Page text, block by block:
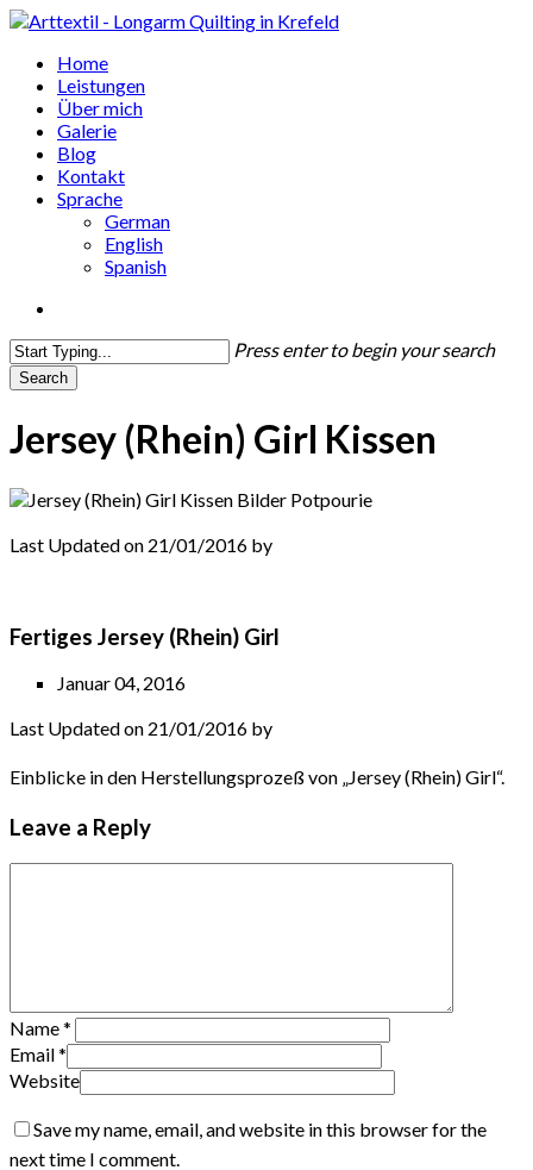
Skip
main
content
search
Menu
Home
Leistungen
Über mich
Galerie
Blog
Kontakt
Sprache
German
English
Spanish
Press enter to begin your search
Search
Search
Jersey (Rhein) Girl Kissen
Last Updated on 21/01/2016 by
Fertiges Jersey (Rhein) Girl
Januar 04, 2016
Last Updated on 21/01/2016 by
Einblicke in den Herstellungsprozeß von „Jersey (Rhein) Girl“.
Leave a Reply
Name*
Email*
Website
Save my name, email, and website in this browser for the
next time I comment.